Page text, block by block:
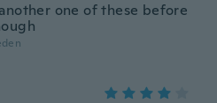
one of these before